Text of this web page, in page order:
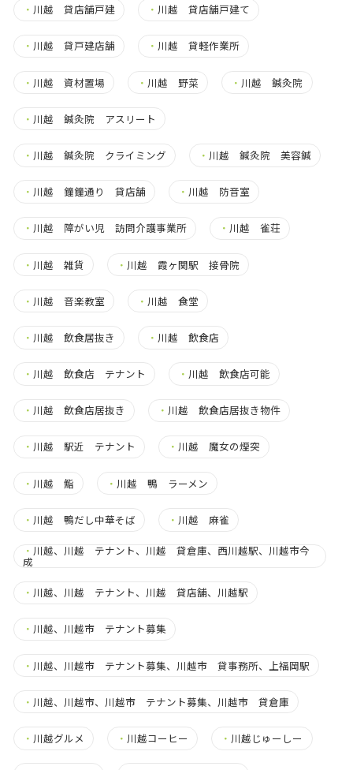
・ 川越 貸店舗戸建 ・ 川越 貸店舗戸建て
・ 川越 貸戸建店舗 ・ 川越 貸軽作業所
・ 川越 資材置場 ・ 川越 野菜 ・ 川越 鍼灸院
・ 川越 鍼灸院 アスリート
・ 川越 鍼灸院 クライミング ・ 川越 鍼灸院 美容鍼
・ 川越 鐘鐘通り 貸店舗 ・ 川越 防音室
・ 川越 障がい児 訪問介護事業所 ・ 川越 雀荘
・ 川越 雑貨 ・ 川越 霞ヶ関駅 接骨院
・ 川越 音楽教室 ・ 川越 食堂
・ 川越 飲食居抜き ・ 川越 飲食店
・ 川越 飲食店 テナント ・ 川越 飲食店可能
・ 川越 飲食店居抜き ・ 川越 飲食店居抜き物件
・ 川越 駅近 テナント ・ 川越 魔女の煙突
・ 川越 鮨 ・ 川越 鴨 ラーメン
・ 川越 鴨だし中華そば ・ 川越 麻雀
・ 川越、川越 テナント、川越 貸倉庫、西川越駅、川越市今
成
・ 川越、川越 テナント、川越 貸店舗、川越駅
・ 川越、川越市 テナント募集
・ 川越、川越市 テナント募集、川越市 貸事務所、上福岡駅
・ 川越、川越市、川越市 テナント募集、川越市 貸倉庫
・ 川越グルメ ・ 川越コーヒー ・ 川越じゅーしー